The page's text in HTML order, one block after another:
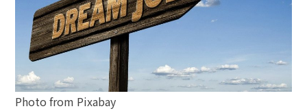
Photo from Pixabay